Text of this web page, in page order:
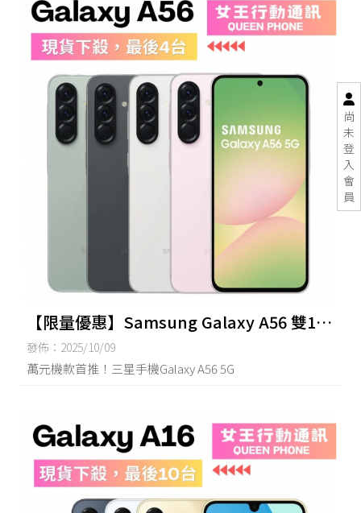
尚
未
登
入
會
員
【限量優惠】Samsung Galaxy A56 雙10
特價| 台南買iPhone17,台南手機買賣,台南
三星無卡分期,台南空機買賣
發佈：2025/10/09
萬元機款首推！三星手機Galaxy A56 5G